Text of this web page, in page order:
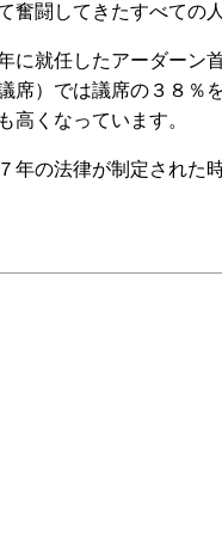
奮闘してきたすべての
就任したアーダーン
席）では議席の３８％
高くなっています。
の法律が制定された